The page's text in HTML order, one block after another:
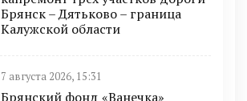
Брянск – Дятьково – граница
Калужской области
7 августа 2026, 15:31
Брянский фонд «Ванечка»